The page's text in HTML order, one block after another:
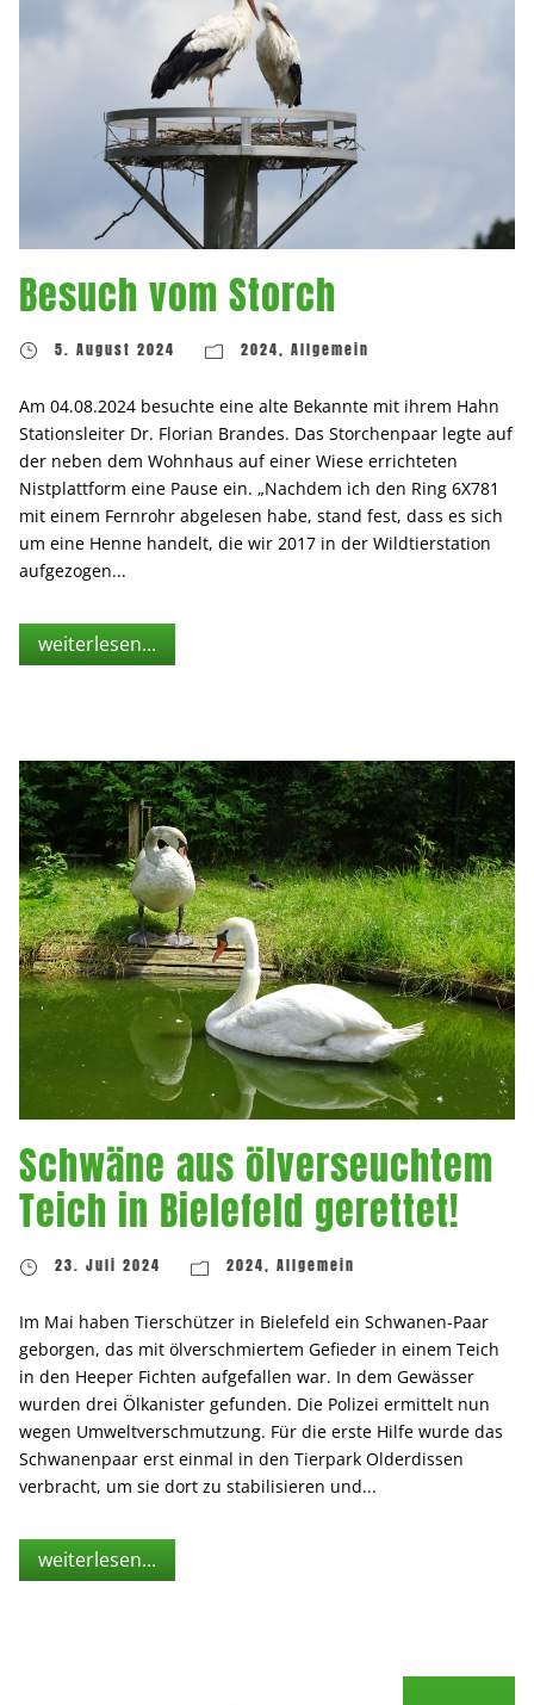
Besuch vom Storch
5. August 2024 2024, Allgemein
Am 04.08.2024 besuchte eine alte Bekannte mit ihrem Hahn
Stationsleiter Dr. Florian Brandes. Das Storchenpaar legte auf
der neben dem Wohnhaus auf einer Wiese errichteten
Nistplattform eine Pause ein. „Nachdem ich den Ring 6X781
mit einem Fernrohr abgelesen habe, stand fest, dass es sich
um eine Henne handelt, die wir 2017 in der Wildtierstation
aufgezogen...
weiterlesen...
Schwäne aus ölverseuchtem
Teich in Bielefeld gerettet!
23. Juli 2024 2024, Allgemein
Im Mai haben Tierschützer in Bielefeld ein Schwanen-Paar
geborgen, das mit ölverschmiertem Gefieder in einem Teich
in den Heeper Fichten aufgefallen war. In dem Gewässer
wurden drei Ölkanister gefunden. Die Polizei ermittelt nun
wegen Umweltverschmutzung. Für die erste Hilfe wurde das
Schwanenpaar erst einmal in den Tierpark Olderdissen
verbracht, um sie dort zu stabilisieren und...
weiterlesen...